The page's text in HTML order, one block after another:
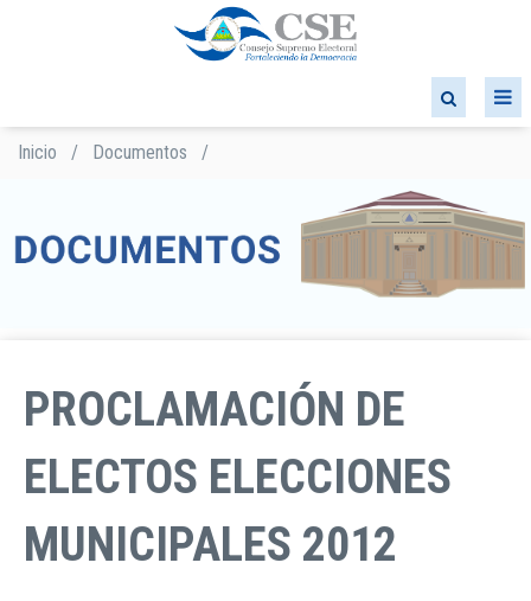
Sobrescribir
ayuda
a
Inicio / Documentos /
PROCLAMACIÓN DE
ELECTOS ELECCIONES
MUNICIPALES 2012